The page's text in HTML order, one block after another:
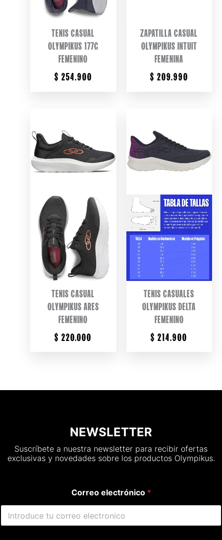
TENIS CASUAL
OLYMPIKUS 177G
FEMENINO
$ 254.900
ZAPATILLA CASUAL
OLYMPIKUS INTUIT
FEMENINA
$ 209.990
TENIS CASUAL
OLYMPIKUS ARES
FEMENINO
$ 220.000
TENIS CASUALES
OLYMPIKUS DELTA
FEMENINO
$ 214.900
NEWSLETTER
Suscríbete a nuestra newsletter para recibir ofertas
exclusivas y novedades sobre los productos Olympikus.
Correo electrónico *